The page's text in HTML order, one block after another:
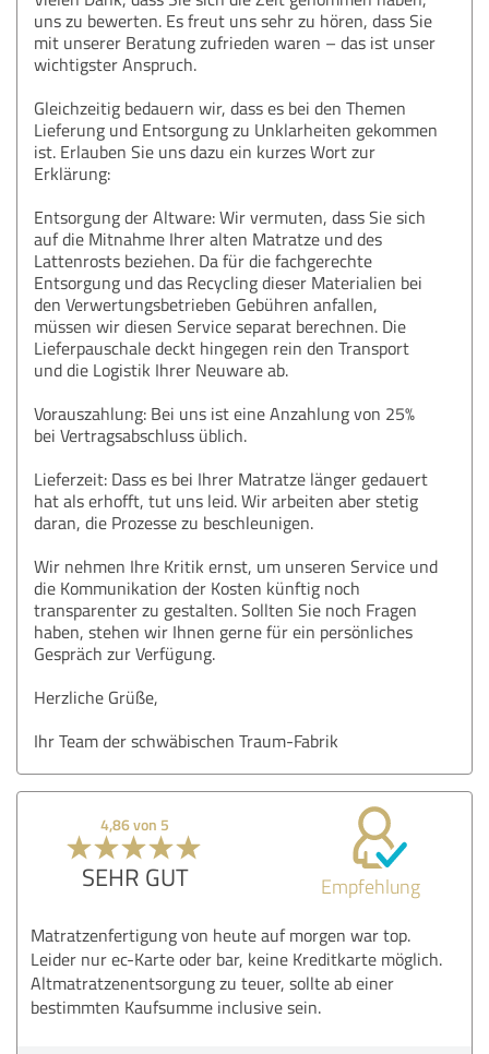
uns zu bewerten. Es freut uns sehr zu hören, dass Sie
mit unserer Beratung zufrieden waren – das ist unser
wichtigster Anspruch.
Gleichzeitig bedauern wir, dass es bei den Themen
Lieferung und Entsorgung zu Unklarheiten gekommen
ist. Erlauben Sie uns dazu ein kurzes Wort zur
Erklärung:
Entsorgung der Altware: Wir vermuten, dass Sie sich
auf die Mitnahme Ihrer alten Matratze und des
Lattenrosts beziehen. Da für die fachgerechte
Entsorgung und das Recycling dieser Materialien bei
den Verwertungsbetrieben Gebühren anfallen,
müssen wir diesen Service separat berechnen. Die
Lieferpauschale deckt hingegen rein den Transport
und die Logistik Ihrer Neuware ab.
Vorauszahlung: Bei uns ist eine Anzahlung von 25%
bei Vertragsabschluss üblich.
Lieferzeit: Dass es bei Ihrer Matratze länger gedauert
hat als erhofft, tut uns leid. Wir arbeiten aber stetig
daran, die Prozesse zu beschleunigen.
Wir nehmen Ihre Kritik ernst, um unseren Service und
die Kommunikation der Kosten künftig noch
transparenter zu gestalten. Sollten Sie noch Fragen
haben, stehen wir Ihnen gerne für ein persönliches
Gespräch zur Verfügung.
Herzliche Grüße,
Ihr Team der schwäbischen Traum-Fabrik
4,86 von 5
SEHR GUT Empfehlung
Matratzenfertigung von heute auf morgen war top.
Leider nur ec-Karte oder bar, keine Kreditkarte möglich.
Altmatratzenentsorgung zu teuer, sollte ab einer
bestimmten Kaufsumme inclusive sein.